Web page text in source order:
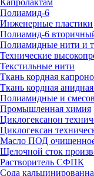
Полиамид-6
Инженерные пластики
Полиамид-6
Полиамидные нити и
Технические
Текстильные нити
Ткань кордная
Ткань кордная
Полиамидные и
Промышленная химия
Циклогексанон
Циклогексан
Масло ПОД
Щелочной сток
Растворитель СФПК
Сода